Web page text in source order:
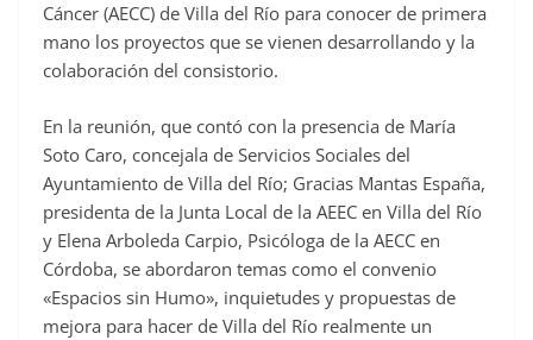
o
o
Cáncer (AECC) de Villa del Río para conocer de primera
mano los proyectos que se vienen desarrollando y la
colaboración del consistorio.
En la reunión, que contó con la presencia de María
Soto Caro, concejala de Servicios Sociales del
Ayuntamiento de Villa del Río; Gracias Mantas España,
presidenta de la Junta Local de la AEEC en Villa del Río
y Elena Arboleda Carpio, Psicóloga de la AECC en
Córdoba, se abordaron temas como el convenio
«Espacios sin Humo», inquietudes y propuestas de
mejora para hacer de Villa del Río realmente un